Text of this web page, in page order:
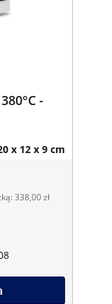
-
x 12 x 9 cm
338,00 zł